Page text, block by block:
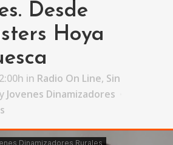
Desde
Hoya
in Radio On Line, Sin
Jovenes Dinamizadores